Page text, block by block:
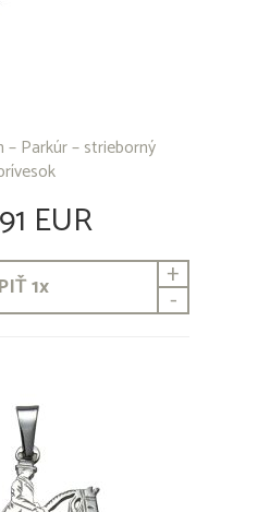
Parkúr – strieborný
EUR
1x +
-